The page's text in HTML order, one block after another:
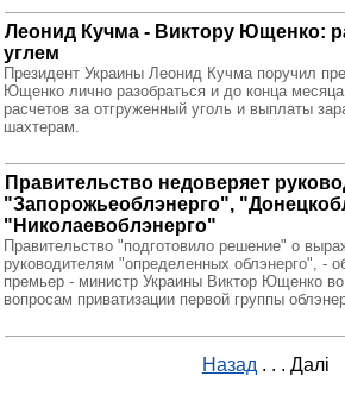
Леонид Кучма - Виктору Ющенко:
углем
Президент Украины Леонид Кучма поручил
Ющенко лично разобраться и до конца
расчетов за отгруженный уголь и выплаты
шахтерам.
Правительство недоверяет
"Запорожьеоблэнерго",
"Николаевоблэнерго"
Правительство "подготовило решение" о
руководителям "определенных облэнерго", -
премьер - министр Украины Виктор Ющенко
вопросам приватизации первой группы
Назад . . . Далі